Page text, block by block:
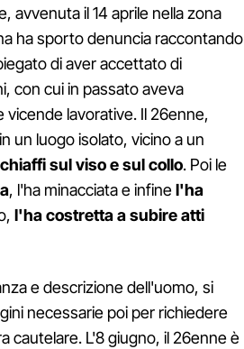
avvenuta il 14 aprile nella zona
ha sporto denuncia raccontando
di aver accettato di
con cui in passato aveva
lavorative. Il 26enne,
un luogo isolato, vicino a un
sul viso e sul collo. Poi le
, l'ha minacciata e infinel'ha
l'ha costretta a subire atti
e descrizione dell'uomo, si
necessarie poi per richiedere
cautelare. L'8 giugno, il 26enne è